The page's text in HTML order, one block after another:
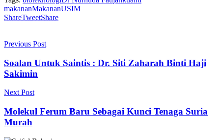
makananMakananUSIM
ShareTweetShare
Previous Post
Soalan Untuk Saintis : Dr. Siti Zaharah Binti Haji
Sakimin
Next Post
Molekul Ferum Baru Sebagai Kunci Tenaga Suria
Murah